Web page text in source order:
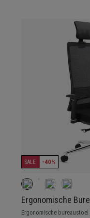
SALE -40%
Ergonomische
Hoofdsteun,
Ergonomische